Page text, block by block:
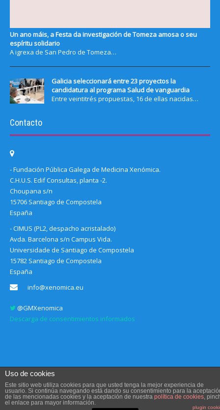
Un ano máis, a Festa da investigación de Tomeza amosa o seu
espíritu solidario
A igrexa de San Pedro de Tomeza…
Galicia seleccionará entre 23 proyectos la
candidatura al programa Salud de vanguardia
Entre veintitrés propuestas, 16 de ellas nacidas…
Contacto
- Fundación Pública Galega de Medicina Xenómica.
C.H.U.S. Edif Consultas, planta -2.
Choupana s/n
15706 Santiago de Compostela
España
- CIMUS (PL2, despacho acristalado)
Avda. Barcelona s/n Campus Vida.
Universidade de Santiago de Compostela
15782 Santiago de Compostela
España
info@xenomica.eu
@GMXenomica
Descarga de consentimientos informados
Aviso legal, Condiciones de uso y Política de privacidad
Uso de cookies
Este sitio web utiliza cookies para que usted tenga la mejor experiencia de
usuario. Si continúa navegando está dando su consentimiento para la
de las mencionadas cookies y la aceptación de nuestra política de cookies,
el enlace para mayor información.
plugin